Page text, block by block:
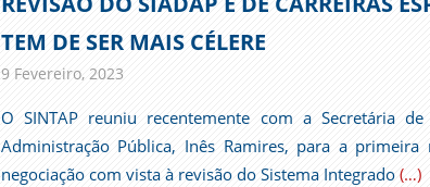
TEM DE SER MAIS CÉLERE
9 Fevereiro, 2023
O SINTAP reuniu recentemente com a Secretária
Administração Pública, Inês Ramires, para a primeira
negociação com vista à revisão do Sistema Integrado (…)